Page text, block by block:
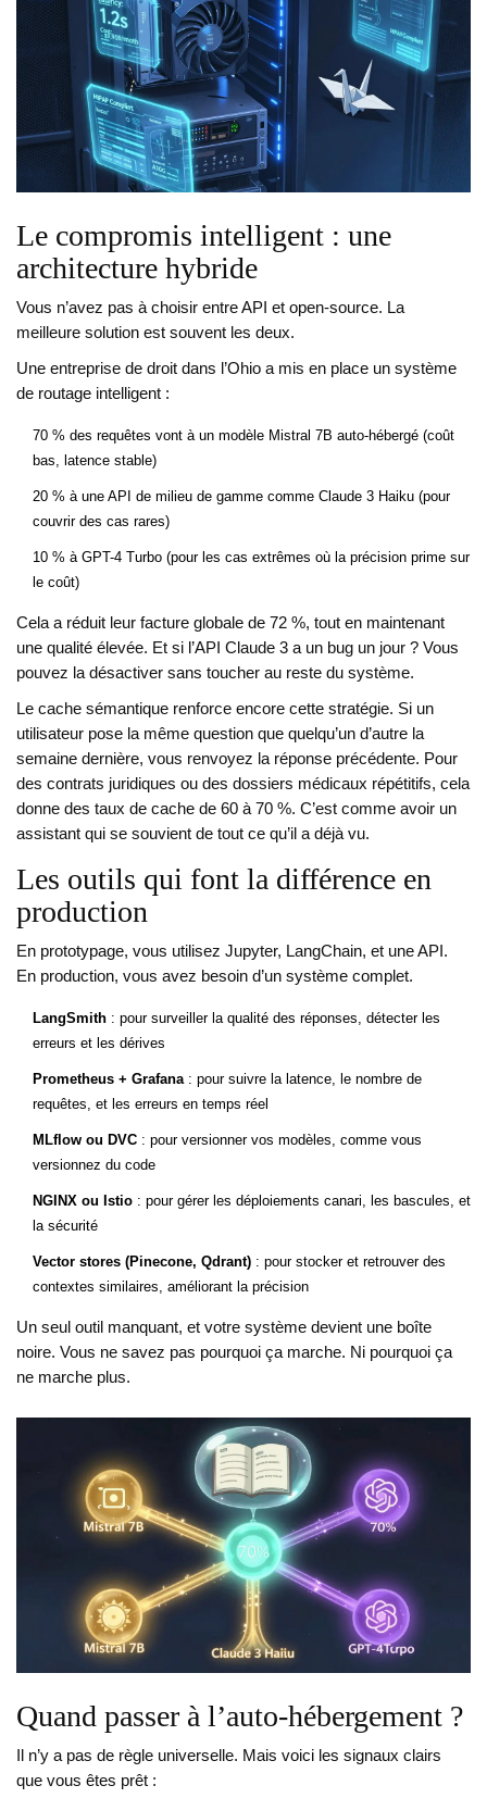
Le compromis intelligent : une
architecture hybride
Vous n’avez pas à choisir entre API et open-source. La
meilleure solution est souvent les deux.
Une entreprise de droit dans l’Ohio a mis en place un système
de routage intelligent :
70 % des requêtes vont à un modèle Mistral 7B auto-hébergé (coût
bas, latence stable)
20 % à une API de milieu de gamme comme Claude 3 Haiku (pour
couvrir des cas rares)
10 % à GPT-4 Turbo (pour les cas extrêmes où la précision prime sur
le coût)
Cela a réduit leur facture globale de 72 %, tout en maintenant
une qualité élevée. Et si l’API Claude 3 a un bug un jour ? Vous
pouvez la désactiver sans toucher au reste du système.
Le cache sémantique renforce encore cette stratégie. Si un
utilisateur pose la même question que quelqu’un d’autre la
semaine dernière, vous renvoyez la réponse précédente. Pour
des contrats juridiques ou des dossiers médicaux répétitifs, cela
donne des taux de cache de 60 à 70 %. C’est comme avoir un
assistant qui se souvient de tout ce qu’il a déjà vu.
Les outils qui font la différence en
production
En prototypage, vous utilisez Jupyter, LangChain, et une API.
En production, vous avez besoin d’un système complet.
LangSmith : pour surveiller la qualité des réponses, détecter les
erreurs et les dérives
Prometheus + Grafana: pour suivre la latence, le nombre de
requêtes, et les erreurs en temps réel
MLflow ou DVC : pour versionner vos modèles, comme vous
versionnez du code
NGINX ou Istio : pour gérer les déploiements canari, les bascules, et
la sécurité
Vector stores (Pinecone, Qdrant) : pour stocker et retrouver des
contextes similaires, améliorant la précision
Un seul outil manquant, et votre système devient une boîte
noire. Vous ne savez pas pourquoi ça marche. Ni pourquoi ça
ne marche plus.
Quand passer à l’auto-hébergement ?
Il n’y a pas de règle universelle. Mais voici les signaux clairs
que vous êtes prêt :